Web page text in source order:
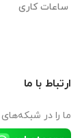
ساعات کاری
ارتباط با ما
ما را در